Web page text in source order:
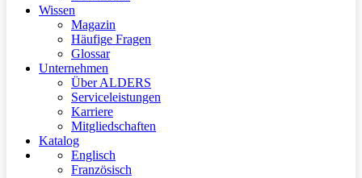
Wissen
Magazin
Häufige Fragen
Glossar
Unternehmen
Über ALDERS
Serviceleistungen
Karriere
Mitgliedschaften
Katalog
Englisch
Französisch